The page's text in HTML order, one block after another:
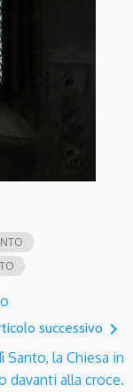
successivo navigate_next
Santo, la Chiesa in
davanti alla croce.